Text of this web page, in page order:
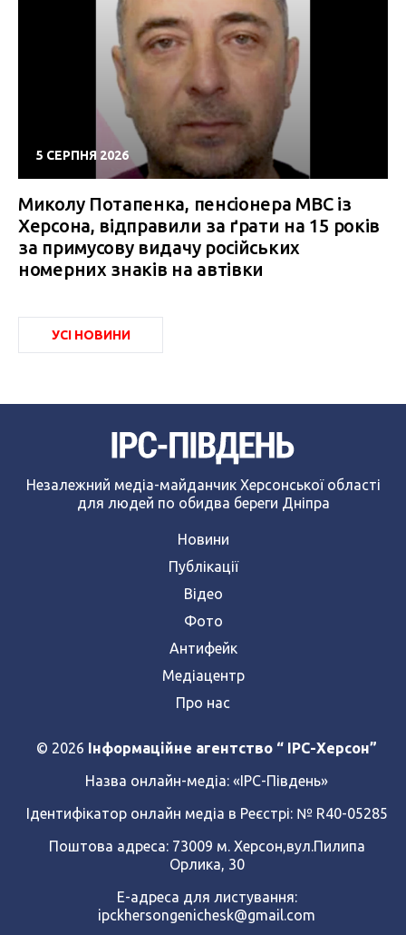
5 СЕРПНЯ 2026
Миколу Потапенка, пенсіонера МВС із
Херсона, відправили за ґрати на 15 років
за примусову видачу російських
номерних знаків на автівки
УСІ НОВИНИ
Незалежний медіа-майданчик Херсонської області
для людей по обидва береги Дніпра
Новини
Публікації
Відео
Фото
Антифейк
Медіацентр
Про нас
© 2026 Інформаційне агентство “ IPC-Херсон”
Назва онлайн-медіа: «ІРС-Південь»
Ідентифікатор онлайн медіа в Реєстрі: № R40-05285
Поштова адреса: 73009 м. Херсон,вул.Пилипа
Орлика, 30
Е-адреса для листування:
ipckhersongenichesk@gmail.com